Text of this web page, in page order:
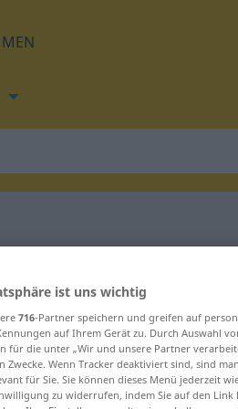
für "minimal"
ist uns wichtig
716-Partner speichern und greifen auf
auf Ihrem Gerät zu. Durch Auswahl
für die unter „Wir und unsere Partner
Zwecke. Wenn Tracker deaktiviert sind, sind
für Sie. Sie können dieses Menü jederzeit
zu widerrufen, indem Sie auf den